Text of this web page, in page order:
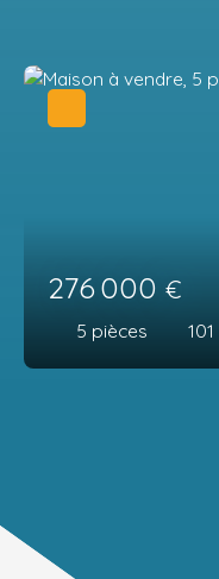
276 000 €
5 pièces 101